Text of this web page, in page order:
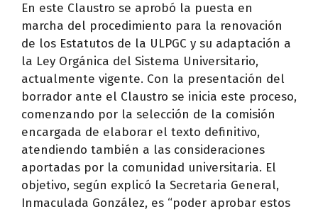
En este Claustro se aprobó la puesta en
marcha del procedimiento para la renovación
de los Estatutos de la ULPGC y su adaptación a
la Ley Orgánica del Sistema Universitario,
actualmente vigente. Con la presentación del
borrador ante el Claustro se inicia este proceso,
comenzando por la selección de la comisión
encargada de elaborar el texto definitivo,
atendiendo también a las consideraciones
aportadas por la comunidad universitaria. El
objetivo, según explicó la Secretaria General,
Inmaculada González, es “poder aprobar estos